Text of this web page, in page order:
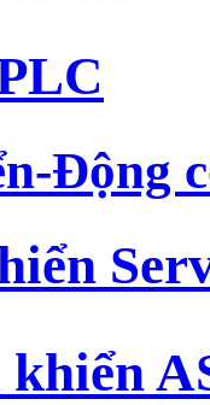
Động
khiển